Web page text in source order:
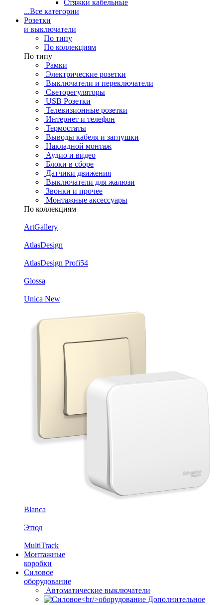
Стяжки кабельные
...Все категории
Розетки
и выключатели
По типу
По коллекциям
По типу
Рамки
Электрические розетки
Выключатели и переключатели
Светорегуляторы
USB Розетки
Телевизионные розетки
Интернет и телефон
Термостаты
Выводы кабеля и заглушки
Накладной монтаж
Аудио и видео
Блоки в сборе
Датчики движения
Выключатели для жалюзи
Звонки и прочее
Монтажные аксессуары
По коллекциям
ArtGallery
AtlasDesign
AtlasDesign Profi54
Glossa
Unica New
Blanca
Этюд
MultiTrack
Монтажные
коробки
Силовое
оборудование
Автоматические выключатели
Дополнительное